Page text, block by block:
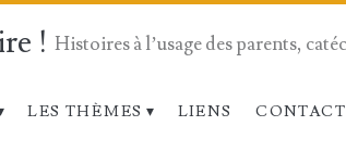
! Histoires à l’usage des parents,
LES THÈMES LIENS CONTACT